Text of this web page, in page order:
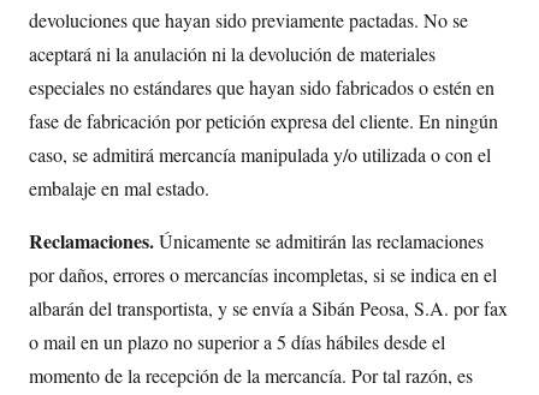
devoluciones que hayan sido previamente pactadas. No se
aceptará ni la anulación ni la devolución de materiales
especiales no estándares que hayan sido fabricados o estén en
fase de fabricación por petición expresa del cliente. En ningún
caso, se admitirá mercancía manipulada y/o utilizada o con el
embalaje en mal estado.
Reclamaciones.Únicamente se admitirán las reclamaciones
por daños, errores o mercancías incompletas, si se indica en el
albarán del transportista, y se envía a Sibán Peosa, S.A. por fax
o mail en un plazo no superior a 5 días hábiles desde el
momento de la recepción de la mercancía. Por tal razón, es